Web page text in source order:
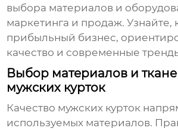
выбора материалов и
маркетинга и продаж. Узнайте,
прибыльный бизнес,
качество и современные
Выбор материалов и
мужских курток
Качество мужских курток
используемых материалов.